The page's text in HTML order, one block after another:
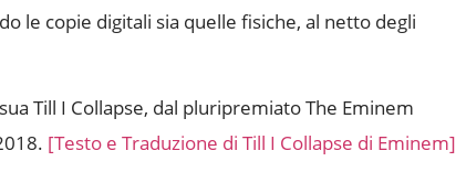
le copie digitali sia quelle fisiche, al netto degli
Till I Collapse, dal pluripremiato The Eminem
[Testo e Traduzione di Till I Collapse di Eminem]